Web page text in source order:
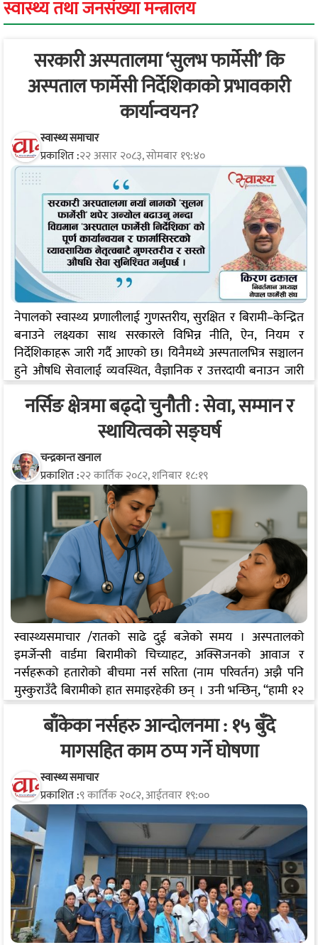
स्वास्थ्य तथा जनसंख्या मन्त्रालय
सरकारी अस्पतालमा ‘सुलभ फार्मेसी’ कि
अस्पताल फार्मेसी निर्देशिकाको प्रभावकारी
कार्यान्वयन?
स्वास्थ्य समाचार
प्रकाशित :२२ असार २०८३, सोमबार १९:४०
नेपालको स्वास्थ्य प्रणालीलाई गुणस्तरीय, सुरक्षित र बिरामी–केन्द्रित
बनाउने लक्ष्यका साथ सरकारले विभिन्न नीति, ऐन, नियम र
निर्देशिकाहरू जारी गर्दै आएको छ। यिनैमध्ये अस्पतालभित्र सञ्चालन
हुने औषधि सेवालाई व्यवस्थित, वैज्ञानिक र उत्तरदायी बनाउन जारी
गरिएको अस्पताल फार्मेसी निर्देशिका एउटा महत्वपूर्ण नीतिगत
दस्तावेज हो। यसले अस्पताल फार्मेसीको संरचना, सञ्चालन प्रणाली,
योग्य जनशक्ति, औषधि व्यवस्थापन, बिरामी परामर्श तथा औषधिको
सुरक्षित र विवेकपूर्ण प्रयोगलाई संस्थागत गर्ने स्पष्ट मार्गनिर्देशन गरेको
छ। तर विडम्बना, सरकारले आफैं जारी गरेको निर्देशिकालाई पूर्ण
रूपमा कार्यान्वयन गर्नुको सट्टा सरकारी अस्पतालहरूमा पुनः ‘सुलभ
फार्मेसी’ जस्ता समान प्रकृतिका संरचना विस्तार गर्ने चर्चा…
नर्सिङ क्षेत्रमा बढ्दो चुनौती : सेवा, सम्मान र
स्थायित्वको सङ्घर्ष
चन्द्रकान्त खनाल
प्रकाशित :२२ कार्तिक २०८२, शनिबार १८:१९
स्वास्थ्यसमाचार /रातको साढे दुई बजेको समय । अस्पतालको
इमर्जेन्सी वार्डमा बिरामीको चिच्याहट, अक्सिजनको आवाज र
नर्सहरूको हतारोको बीचमा नर्स सरिता (नाम परिवर्तन) अझै पनि
मुस्कुराउँदै बिरामीको हात समाइरहेकी छन् । उनी भन्छिन्, “हामी १२
घण्टा सिफ्टमा उभिन्छौं, कहिलेकाहीँ त खाना खान पनि फुर्सद हुँदैन ।
तर हाम्रो सेवा देख्ने कोही छैन ।” यो कथन हजारौं नेपाली नर्सहरूको
साझा आवाज हो – समर्पणले भरिएको, तर सम्मान र सुरक्षाको
खोजीमा संघर्षरत आवाज । नर्सिङ क्षेत्र नेपालमा स्वास्थ्य सेवाको
मेरुदण्ड हो । बिरामीको हेरचाहदेखि उपचार, परामर्श र
पुनस्र्थापनासम्म, नर्सहरूको भूमिका अनिवार्य छ ।…
बाँकेका नर्सहरु आन्दोलनमा : १५ बुँदे
मागसहित काम ठप्प गर्ने घोषणा
स्वास्थ्य समाचार
प्रकाशित :९ कार्तिक २०८२, आईतवार १९:००